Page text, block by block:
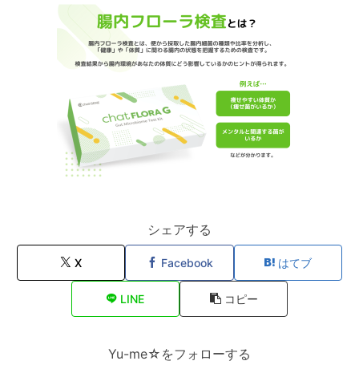
シェアする
X Facebook はてブ
LINE コピー
Yu-me☆をフォローする